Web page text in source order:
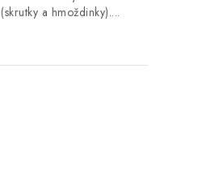
(skrutky a hmoždinky)....